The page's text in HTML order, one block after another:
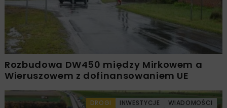
Rozbudowa DW450 między Mirkowem a
Wieruszowem z dofinansowaniem UE
DROGI INWESTYCJE WIADOMOŚCI